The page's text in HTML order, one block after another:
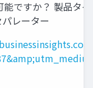
能ですか？ 製品タ
レーター